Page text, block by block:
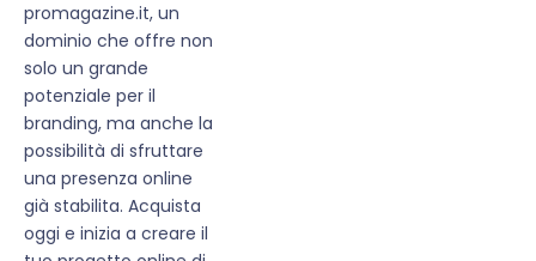
promagazine.it, un
dominio che offre non
solo un grande
potenziale per il
branding, ma anche la
possibilità di sfruttare
una presenza online
già stabilita. Acquista
oggi e inizia a creare il